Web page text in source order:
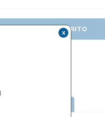
AÑADIR AL CARRITO
x